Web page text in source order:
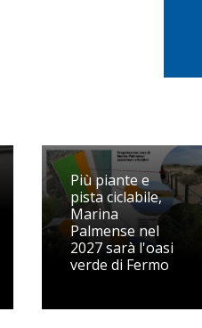
Più piante e
pista ciclabile,
Marina
Palmense nel
2027 sarà l'oasi
verde di Fermo
Tennacola